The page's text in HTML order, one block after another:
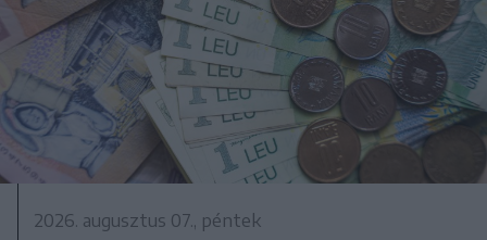
2026. augusztus 07., péntek